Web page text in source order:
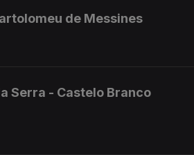
de Messines
Serra - Castelo Branco